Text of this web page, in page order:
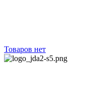
Товаров нет